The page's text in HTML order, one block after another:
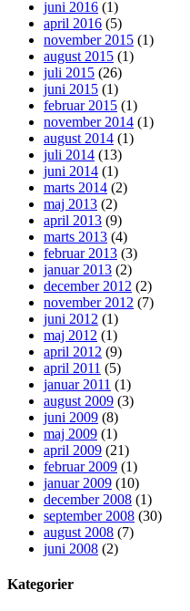
juni 2016 (1)
april 2016 (5)
november 2015 (1)
august 2015 (1)
juli 2015 (26)
juni 2015 (1)
februar 2015 (1)
november 2014 (1)
august 2014 (1)
juli 2014 (13)
juni 2014 (1)
marts 2014 (2)
maj 2013 (2)
april 2013 (9)
marts 2013 (4)
februar 2013 (3)
januar 2013 (2)
december 2012 (2)
november 2012 (7)
juni 2012 (1)
maj 2012 (1)
april 2012 (9)
april 2011 (5)
januar 2011 (1)
august 2009 (3)
juni 2009 (8)
maj 2009 (1)
april 2009 (21)
februar 2009 (1)
januar 2009 (10)
december 2008 (1)
september 2008 (30)
august 2008 (7)
juni 2008 (2)
Kategorier